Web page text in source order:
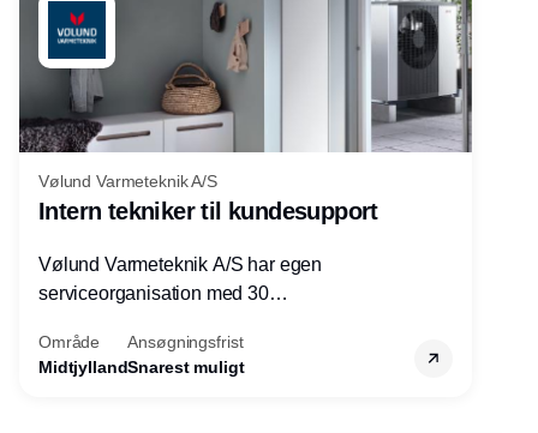
Vølund Varmeteknik A/S
Intern tekniker til kundesupport
Vølund Varmeteknik A/S har egen
serviceorganisation med 30
søger nu endnu en teknisk kollega - denne
gang til kundesupport på kontoret i Herning.
Område
Midtjylland
Ansøgningsfrist
Snarest muligt